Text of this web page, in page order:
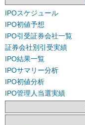
IPOスケジュール
IPO初値予想
IPO引受証券会社一覧
証券会社別引受実績
IPO結果一覧
IPOサマリー分析
IPO初値分析
IPO管理人当選実績